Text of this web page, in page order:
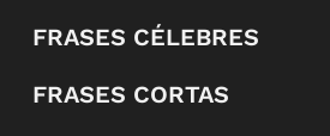
FRASES CÉLEBRES
FRASES CORTAS